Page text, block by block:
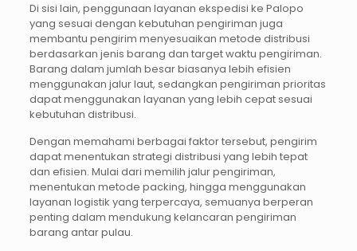
Di sisi lain, penggunaan layanan ekspedisi ke Palopo
yang sesuai dengan kebutuhan pengiriman juga
membantu pengirim menyesuaikan metode distribusi
berdasarkan jenis barang dan target waktu pengiriman.
Barang dalam jumlah besar biasanya lebih efisien
menggunakan jalur laut, sedangkan pengiriman prioritas
dapat menggunakan layanan yang lebih cepat sesuai
kebutuhan distribusi.
Dengan memahami berbagai faktor tersebut, pengirim
dapat menentukan strategi distribusi yang lebih tepat
dan efisien. Mulai dari memilih jalur pengiriman,
menentukan metode packing, hingga menggunakan
layanan logistik yang terpercaya, semuanya berperan
penting dalam mendukung kelancaran pengiriman
barang antar pulau.